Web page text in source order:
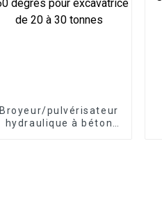
Broyeur/pulvérisateur
hydraulique à béton